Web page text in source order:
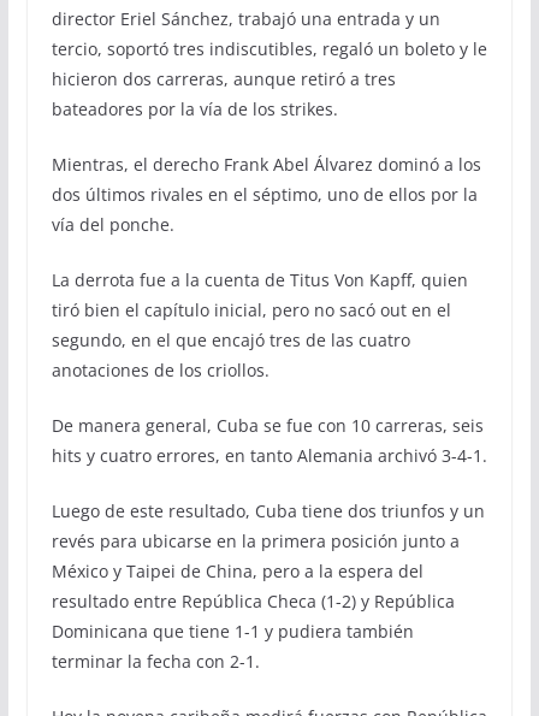
director Eriel Sánchez, trabajó una entrada y un
tercio, soportó tres indiscutibles, regaló un boleto y le
hicieron dos carreras, aunque retiró a tres
bateadores por la vía de los strikes.
Mientras, el derecho Frank Abel Álvarez dominó a los
dos últimos rivales en el séptimo, uno de ellos por la
vía del ponche.
La derrota fue a la cuenta de Titus Von Kapff, quien
tiró bien el capítulo inicial, pero no sacó out en el
segundo, en el que encajó tres de las cuatro
anotaciones de los criollos.
De manera general, Cuba se fue con 10 carreras, seis
hits y cuatro errores, en tanto Alemania archivó 3-4-1.
Luego de este resultado, Cuba tiene dos triunfos y un
revés para ubicarse en la primera posición junto a
México y Taipei de China, pero a la espera del
resultado entre República Checa (1-2) y República
Dominicana que tiene 1-1 y pudiera también
terminar la fecha con 2-1.